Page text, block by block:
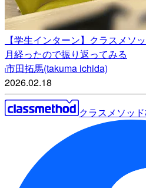
【学生インターン】クラスメソ
月経ったので振り返ってみる
i市田拓馬(takuma ichida)
2026.02.18
クラスメソッ